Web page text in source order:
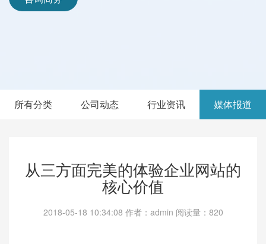
所有分类 公司动态 行业资讯 媒体报道
从三方面完美的体验企业网站的
核心价值
2018-05-18 10:34:08 作者：admin 阅读量： 820